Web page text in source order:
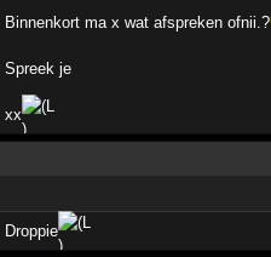
Binnenkort ma x wat afspreken ofnii.?
Spreek je
xx
Droppie